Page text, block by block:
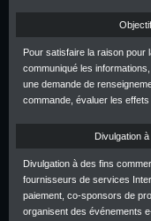
Pour satisfaire la raison pour
communiqué les
une demande de
commande, évaluer les effets
Divulgation
Divulgation à des fins
fournisseurs de services
paiement, co-sponsors de
organisent des événements